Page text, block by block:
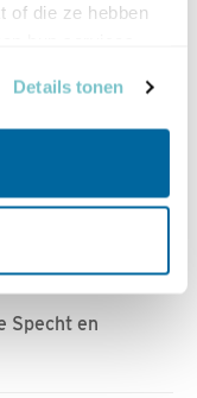
of die ze hebben
Details tonen
260x
er nog alle
Specht en